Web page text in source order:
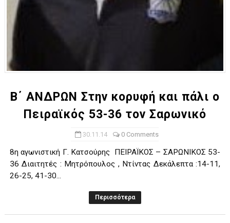
Β΄ ΑΝΔΡΩΝ Στην κορυφή και πάλι ο
Πειραϊκός 53-36 τον Σαρωνικό
30.11.14 0 Comments
8η αγωνιστική Γ. Κατσούρης ΠΕΙΡΑΪΚΟΣ – ΣΑΡΩΝΙΚΟΣ 53-
36 Διαιτητές : Μητρόπουλος , Ντίντας Δεκάλεπτα :14-11,
26-25, 41-30...
Περισσότερα